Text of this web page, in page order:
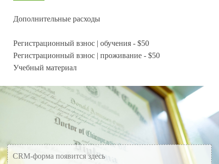
Дополнительные расходы
Регистрационный взнос | обучения - $50
Регистрационный взнос | проживание - $50
Учебный материал
CRM-форма появится здесь